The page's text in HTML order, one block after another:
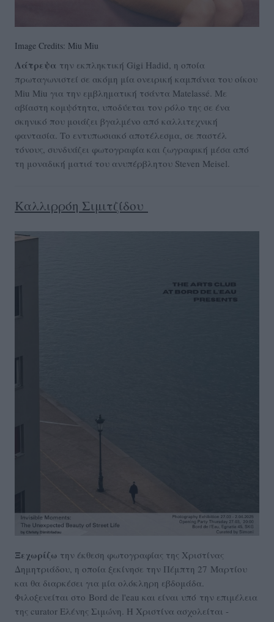
Image Credits: Miu Miu
Λάτρεψα την εκπληκτική Gigi Hadid, η οποία
πρωταγωνιστεί σε ακόμη μία ονειρική καμπάνια του οίκου
Miu Miu για την εμβληματική τσάντα Matelassé. Με
αβίαστη κομψότητα, υποδύεται τον ρόλο της σε ένα
σκηνικό που μοιάζει βγαλμένο από καλλιτεχνική
φαντασία. Το εντυπωσιακό αποτέλεσμα, σε παστέλ
τόνους, συνδυάζει φωτογραφία και ζωγραφική μέσα από
τη μοναδική ματιά του ανυπέρβλητου Steven Meisel.
Καλλιρρόη Σιμιτζίδου
Ξεχωρίζω την έκθεση φωτογραφίας της Χριστίνας
Δημητριάδου, η οποία ξεκίνησε την Πέμπτη 27 Μαρτίου
και θα διαρκέσει για μία ολόκληρη εβδομάδα.
Φιλοξενείται στο Bord de l'eau και είναι υπό την επιμέλεια
της curator Ελένης Σιμώνη. Η Χριστίνα ασχολείται -